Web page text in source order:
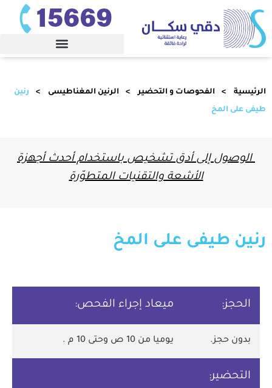
الرئيسية الفحوصات و التحضير الرنين المغناطيسى رنين
طيفى على المخ
الوصول إلى أدق تشخيص باستخدام أحدث أجهزة
الأشعة والتقنيات المتطوّرة
رنين طيفى على المخ
الحجز: ميعاد إجراء الفحص:
بدون حجز. يوميا من 10 ص وحتى 10 م .
التحضير: